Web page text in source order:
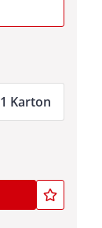
1 Karton